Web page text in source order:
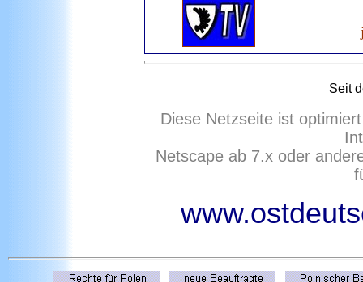
Seit
Diese Netzseite ist
Netscape ab 7.x oder